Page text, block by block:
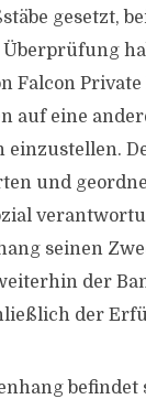
gesetzt,
Falcon
auf eine
und
seinen
der
der